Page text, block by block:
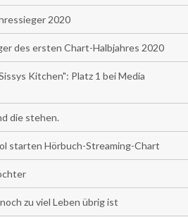
2020
des ersten Chart-Halbjahres 2020
Kitchen": Platz 1 bei Media
die stehen.
starten Hörbuch-Streaming-Chart
zu viel Leben übrig ist